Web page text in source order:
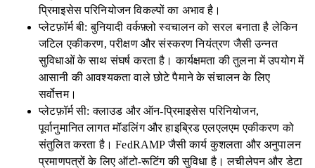
प्रिमाइसेस परिनियोजन विकल्पों का अभाव है।
प्लेटफ़ॉर्म बी: बुनियादी वर्कफ़्लो स्वचालन को सरल बनाता है लेकिन
जटिल एकीकरण, परीक्षण और संस्करण नियंत्रण जैसी उन्नत
सुविधाओं के साथ संघर्ष करता है। कार्यक्षमता की तुलना में उपयोग में
आसानी की आवश्यकता वाले छोटे पैमाने के संचालन के लिए
सर्वोत्तम।
प्लेटफ़ॉर्म सी: क्लाउड और ऑन-प्रिमाइसेस परिनियोजन,
पूर्वानुमानित लागत मॉडलिंग और हाइब्रिड एलएलएम एकीकरण को
संतुलित करता है। FedRAMP जैसी कार्य कुशलता और अनुपालन
प्रमाणपत्रों के लिए ऑटो-रूटिंग की सुविधा है। लचीलेपन और डेटा